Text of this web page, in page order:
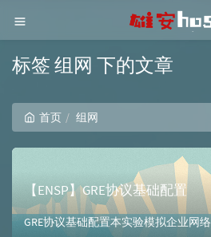
标签 组网 下的文章
首页 组网
【ENSP】GRE协议基础配置